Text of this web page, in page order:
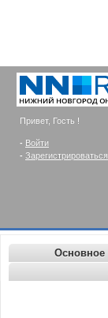
Привет, Гость !
- Войти
- Зарегистрироваться
Основное